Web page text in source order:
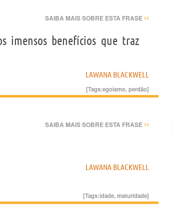
SAIBA MAIS SOBRE ESTA FRASE ››
imensos benefícios que traz
LAWANA BLACKWELL
[Tags:egoísmo,perdão]
SAIBA MAIS SOBRE ESTA FRASE ››
LAWANA BLACKWELL
[Tags:idade,maturidade]